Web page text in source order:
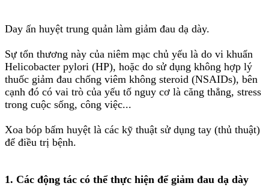
Day ấn huyệt trung quản làm giảm đau dạ dày.
Sự tổn thương này của niêm mạc chủ yếu là do vi khuẩn
Helicobacter pylori (HP), hoặc do sử dụng không hợp lý
thuốc giảm đau chống viêm không steroid (NSAIDs), bên
cạnh đó có vai trò của yếu tố nguy cơ là căng thẳng, stress
trong cuộc sống, công việc...
Xoa bóp bấm huyệt là các kỹ thuật sử dụng tay (thủ thuật)
để điều trị bệnh.
1. Các động tác có thể thực hiện để giảm đau dạ dày